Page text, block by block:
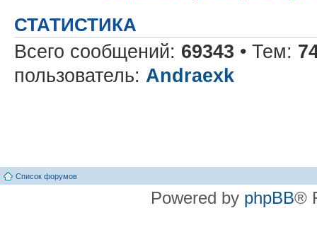
СТАТИСТИКА
Всего сообщений: 69343 • Тем:
пользователь: Andraexk
Список форумов
Powered by phpBB®